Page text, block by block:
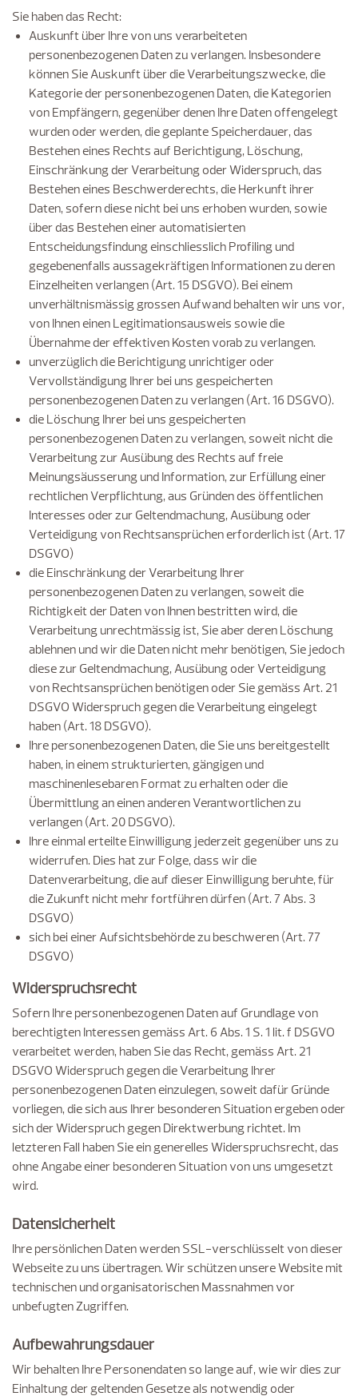
Sie haben das Recht:
Auskunft über Ihre von uns verarbeiteten
personenbezogenen Daten zu verlangen. Insbesondere
können Sie Auskunft über die Verarbeitungszwecke, die
Kategorie der personenbezogenen Daten, die Kategorien
von Empfängern, gegenüber denen Ihre Daten offengelegt
wurden oder werden, die geplante Speicherdauer, das
Bestehen eines Rechts auf Berichtigung, Löschung,
Einschränkung der Verarbeitung oder Widerspruch, das
Bestehen eines Beschwerderechts, die Herkunft ihrer
Daten, sofern diese nicht bei uns erhoben wurden, sowie
über das Bestehen einer automatisierten
Entscheidungsfindung einschliesslich Profiling und
gegebenenfalls aussagekräftigen Informationen zu deren
Einzelheiten verlangen (Art. 15 DSGVO). Bei einem
unverhältnismässig grossen Aufwand behalten wir uns vor,
von Ihnen einen Legitimationsausweis sowie die
Übernahme der effektiven Kosten vorab zu verlangen.
unverzüglich die Berichtigung unrichtiger oder
Vervollständigung Ihrer bei uns gespeicherten
personenbezogenen Daten zu verlangen (Art. 16 DSGVO).
die Löschung Ihrer bei uns gespeicherten
personenbezogenen Daten zu verlangen, soweit nicht die
Verarbeitung zur Ausübung des Rechts auf freie
Meinungsäusserung und Information, zur Erfüllung einer
rechtlichen Verpflichtung, aus Gründen des öffentlichen
Interesses oder zur Geltendmachung, Ausübung oder
Verteidigung von Rechtsansprüchen erforderlich ist (Art. 17
DSGVO)
die Einschränkung der Verarbeitung Ihrer
personenbezogenen Daten zu verlangen, soweit die
Richtigkeit der Daten von Ihnen bestritten wird, die
Verarbeitung unrechtmässig ist, Sie aber deren Löschung
ablehnen und wir die Daten nicht mehr benötigen, Sie jedoch
diese zur Geltendmachung, Ausübung oder Verteidigung
von Rechtsansprüchen benötigen oder Sie gemäss Art. 21
DSGVO Widerspruch gegen die Verarbeitung eingelegt
haben (Art. 18 DSGVO).
Ihre personenbezogenen Daten, die Sie uns bereitgestellt
haben, in einem strukturierten, gängigen und
maschinenlesebaren Format zu erhalten oder die
Übermittlung an einen anderen Verantwortlichen zu
verlangen (Art. 20 DSGVO).
Ihre einmal erteilte Einwilligung jederzeit gegenüber uns zu
widerrufen. Dies hat zur Folge, dass wir die
Datenverarbeitung, die auf dieser Einwilligung beruhte, für
die Zukunft nicht mehr fortführen dürfen (Art. 7 Abs. 3
DSGVO)
sich bei einer Aufsichtsbehörde zu beschweren (Art. 77
DSGVO)
Widerspruchsrecht
Sofern Ihre personenbezogenen Daten auf Grundlage von
berechtigten Interessen gemäss Art. 6 Abs. 1 S. 1 lit. f DSGVO
verarbeitet werden, haben Sie das Recht, gemäss Art. 21
DSGVO Widerspruch gegen die Verarbeitung Ihrer
personenbezogenen Daten einzulegen, soweit dafür Gründe
vorliegen, die sich aus Ihrer besonderen Situation ergeben oder
sich der Widerspruch gegen Direktwerbung richtet. Im
letzteren Fall haben Sie ein generelles Widerspruchsrecht, das
ohne Angabe einer besonderen Situation von uns umgesetzt
wird.
Datensicherheit
Ihre persönlichen Daten werden SSL-verschlüsselt von dieser
Webseite zu uns übertragen. Wir schützen unsere Website mit
technischen und organisatorischen Massnahmen vor
unbefugten Zugriffen.
Aufbewahrungsdauer
Wir behalten Ihre Personendaten so lange auf, wie wir dies zur
Einhaltung der geltenden Gesetze als notwendig oder